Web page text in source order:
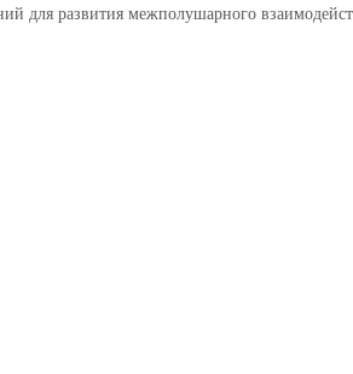
для развития межполушарного